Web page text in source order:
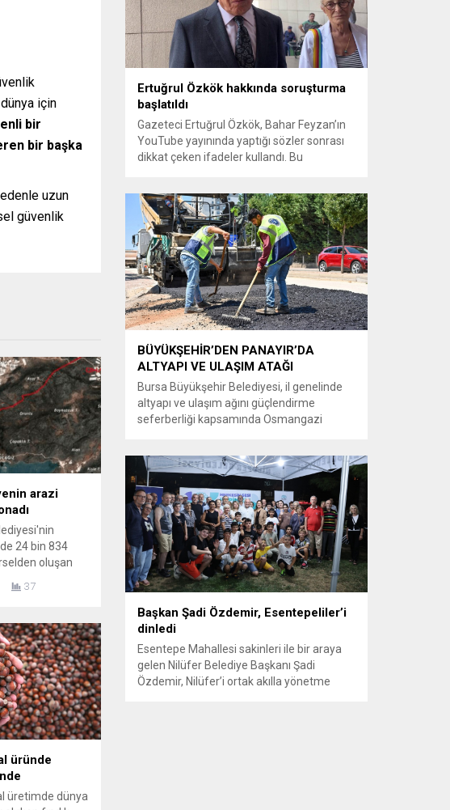
için
bir
bir başka
uzun
güvenlik
arazi
24 bin 834
oluşan
37
üründe
üretimde dünya
sürecinde yaşanan gelişmeler, parti
grupları arasındaki gerilimi artırdı. CHP’nin...
Ertuğrul Özkök hakkında soruşturma
başlatıldı
Gazeteci Ertuğrul Özkök, Bahar Feyzan’ın
YouTube yayınında yaptığı sözler sonrası
dikkat çeken ifadeler kullandı. Bu
‘Cumhurbaşkanına hakaret’ suçundan
re’sen soruşturma başlatıldı. Özkök,
hakkındaki soruşturma kapsamında
Çağlayan’daki İstanbul Adalet Sarayı’na
giderek savcılığa ifade verdi. İfadesinin
ardından adliyeden ayrıldığı bildirildi.
Programdaki sözleri ve savunması...
BÜYÜKŞEHİR’DEN PANAYIR’DA
ALTYAPI VE ULAŞIM ATAĞI
Bursa Büyükşehir Belediyesi, il genelinde
altyapı ve ulaşım ağını güçlendirme
seferberliği kapsamında Osmangazi
Büyükşehir Belediyesi, BUSKİ Genel
Müdürlüğü ve Ulaşım Dairesi Başkanlığı
koordinasyonuyla Osmangazi ilçesine bağlı
Panayır Mahallesi 3’üncü Pınar
Caddesi’nde altyapı ve üstyapıyı yenileme
çalışmalarında sona yaklaştı. Bölgenin en...
Başkan Şadi Özdemir, Esentepeliler’i
dinledi
Esentepe Mahallesi sakinleri ile bir araya
gelen Nilüfer Belediye Başkanı Şadi
Özdemir, Nilüfer’i ortak akılla yönetme